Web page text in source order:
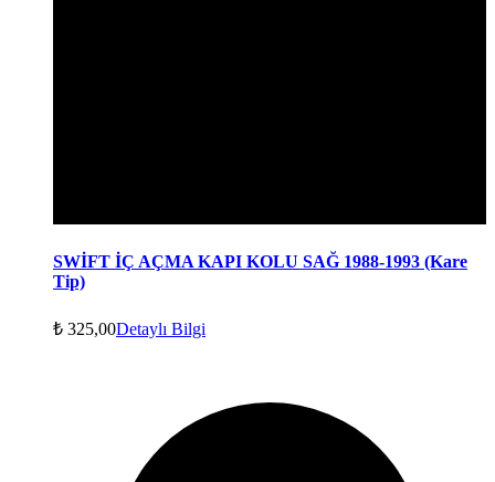
SWİFT İÇ AÇMA KAPI KOLU SAĞ 1988-1993 (Kare
Tip)
₺ 325,00Detaylı Bilgi